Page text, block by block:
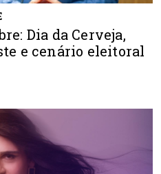
Dia da Cerveja,
e cenário eleitoral